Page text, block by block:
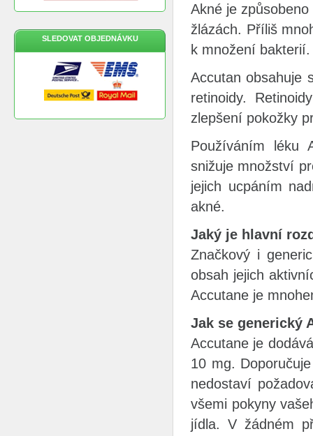
Akné je
žlázách. Příliš
k množení
Accutan obsahuje
retinoidy.
zlepšení pokožky
Používáním léku
snižuje množství
jejich ucpáním
akné.
Jaký je hlavní
Značkový i
obsah jejich
Accutane je
Jak se generický
Accutane je
10 mg.
nedostaví
všemi pokyny
jídla. V žádném
SLEDOVAT OBJEDNÁVKU